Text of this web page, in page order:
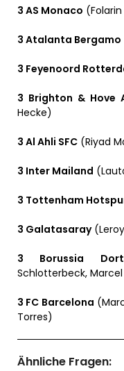
3 AS Monaco
3 Atalanta Bergamo
3 Feyenoord
3 Brighton & Hove
Hecke)
3 Al Ahli SFC (Riyad
3 Inter Mailand
3 Tottenham
3 Galatasaray(Leroy
3 Borussia
Schlotterbeck,
3 FC Barcelona
Torres)
Ähnliche Fragen: